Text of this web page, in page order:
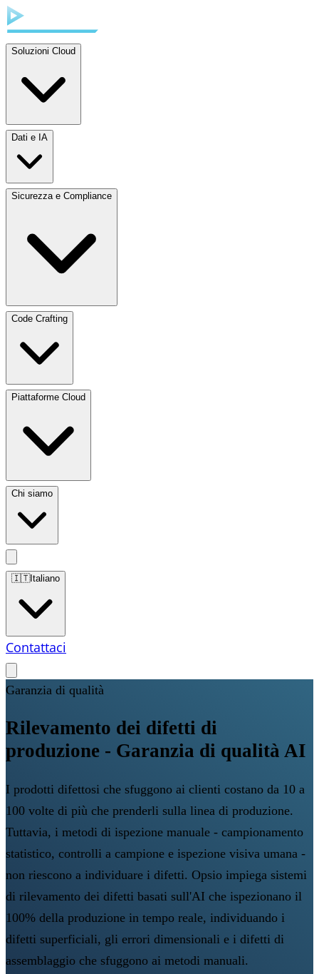
Soluzioni Cloud
Dati e IA
Sicurezza e Compliance
Code Crafting
Piattaforme Cloud
Chi siamo
🇮🇹Italiano
Contattaci
Garanzia di qualità
Rilevamento dei difetti di
produzione - Garanzia di qualità AI
I prodotti difettosi che sfuggono ai clienti costano da 10 a
100 volte di più che prenderli sulla linea di produzione.
Tuttavia, i metodi di ispezione manuale - campionamento
statistico, controlli a campione e ispezione visiva umana -
non riescono a individuare i difetti. Opsio impiega sistemi
di rilevamento dei difetti basati sull'AI che ispezionano il
100% della produzione in tempo reale, individuando i
difetti superficiali, gli errori dimensionali e i difetti di
assemblaggio che sfuggono ai metodi manuali.